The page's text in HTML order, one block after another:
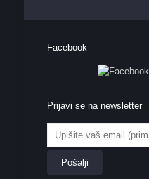
Facebook
Prijavi se na newsletter